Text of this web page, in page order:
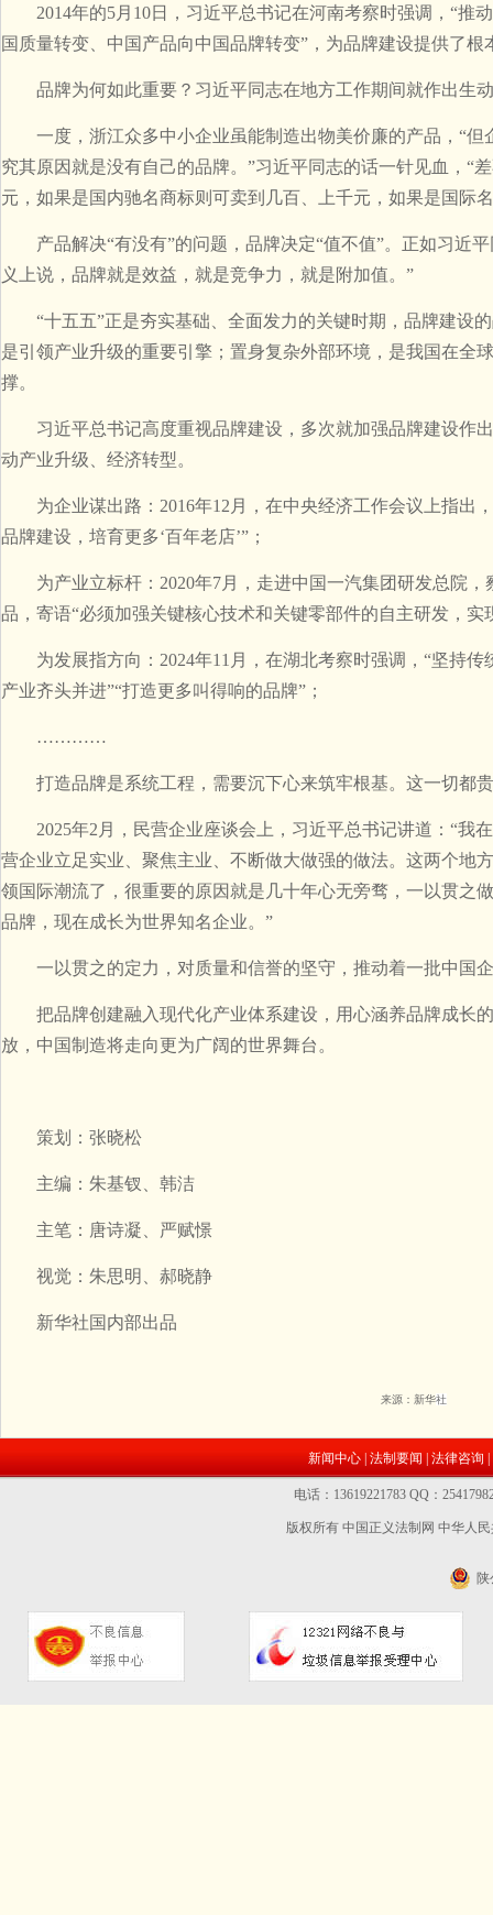
2014年的5月10日，习近平总书记在河南考察时强调，“推
国质量转变、中国产品向中国品牌转变”，为品牌建设提供了根
品牌为何如此重要？习近平同志在地方工作期间就作出生
一度，浙江众多中小企业虽能制造出物美价廉的产品，“但
究其原因就是没有自己的品牌。”习近平同志的话一针见血，“
元，如果是国内驰名商标则可卖到几百、上千元，如果是国际
产品解决“有没有”的问题，品牌决定“值不值”。正如习近平
义上说，品牌就是效益，就是竞争力，就是附加值。”
“十五五”正是夯实基础、全面发力的关键时期，品牌建设
是引领产业升级的重要引擎；置身复杂外部环境，是我国在全
撑。
习近平总书记高度重视品牌建设，多次就加强品牌建设作
动产业升级、经济转型。
为企业谋出路：2016年12月，在中央经济工作会议上指出
品牌建设，培育更多‘百年老店’”；
为产业立标杆：2020年7月，走进中国一汽集团研发总院，
品，寄语“必须加强关键核心技术和关键零部件的自主研发，
为发展指方向：2024年11月，在湖北考察时强调，“坚持传
产业齐头并进”“打造更多叫得响的品牌”；
…………
打造品牌是系统工程，需要沉下心来筑牢根基。这一切都
2025年2月，民营企业座谈会上，习近平总书记讲道：“我
营企业立足实业、聚焦主业、不断做大做强的做法。这两个地
领国际潮流了，很重要的原因就是几十年心无旁骛，一以贯之
品牌，现在成长为世界知名企业。”
一以贯之的定力，对质量和信誉的坚守，推动着一批中国
把品牌创建融入现代化产业体系建设，用心涵养品牌成长
放，中国制造将走向更为广阔的世界舞台。
策划：张晓松
主编：朱基钗、韩洁
主笔：唐诗凝、严赋憬
视觉：朱思明、郝晓静
新华社国内部出品
来源：新华社
新闻中心 法制要闻 法律咨询
电话：13619221783 QQ：
版权所有 中国正义法制网中华人